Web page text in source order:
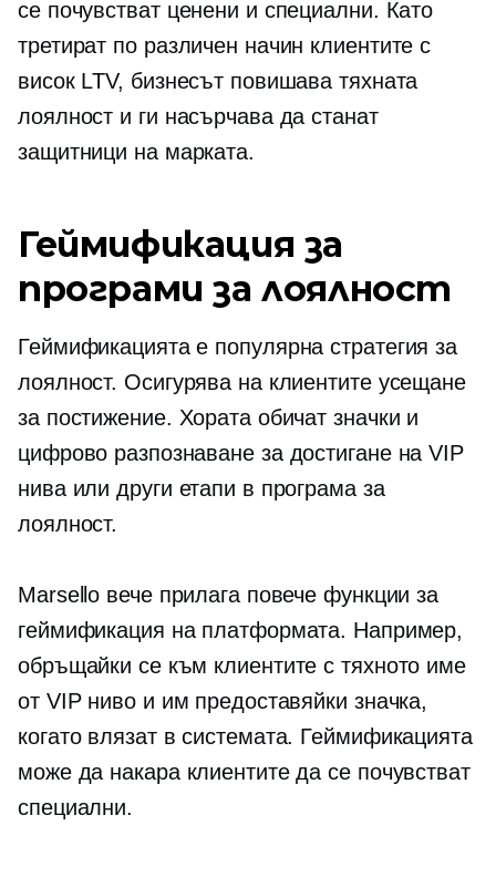
се почувстват ценени и специални. Като
третират по различен начин клиентите с
висок LTV, бизнесът повишава тяхната
лоялност и ги насърчава да станат
защитници на марката.
Геймификация за
програми за лоялност
Геймификацията е популярна стратегия за
лоялност. Осигурява на клиентите усещане
за постижение. Хората обичат значки и
цифрово разпознаване за достигане на VIP
нива или други етапи в програма за
лоялност.
Marsello вече прилага повече функции за
геймификация на платформата. Например,
обръщайки се към клиентите с тяхното име
от VIP ниво и им предоставяйки значка,
когато влязат в системата. Геймификацията
може да накара клиентите да се почувстват
специални.